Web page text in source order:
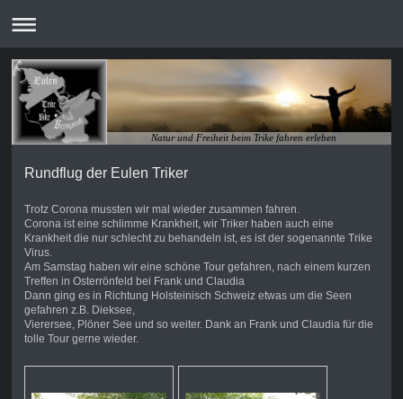
Natur und Freiheit beim Trike fahren erleben
Rundflug der Eulen Triker
Trotz Corona mussten wir mal wieder zusammen fahren.
Corona ist eine schlimme Krankheit, wir Triker haben auch eine
Krankheit die nur schlecht zu behandeln ist, es ist der sogenannte Trike
Virus.
Am Samstag haben wir eine schöne Tour gefahren, nach einem kurzen
Treffen in Osterrönfeld bei Frank und Claudia
Dann ging es in Richtung Holsteinisch Schweiz etwas um die Seen
gefahren z.B. Dieksee,
Vierersee, Plöner See und so weiter. Dank an Frank und Claudia für die
tolle Tour gerne wieder.